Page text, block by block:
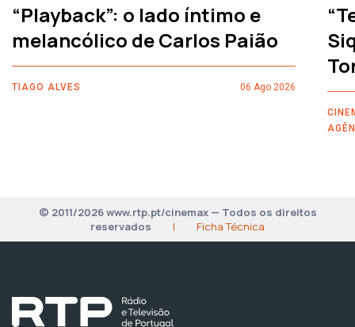
“Playback”: o lado íntimo e
melancólico de Carlos Paião
TIAGO ALVES 06 Ago 2026
© 2011/2026 www.rtp.pt/cinemax — Todos os direitos
reservados
| Ficha Técnica